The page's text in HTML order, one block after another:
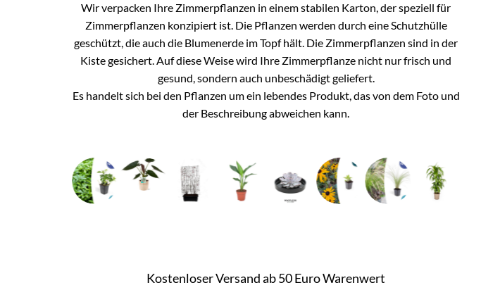
Wir verpacken Ihre Zimmerpflanzen in einem stabilen Karton, der speziell für
Zimmerpflanzen konzipiert ist. Die Pflanzen werden durch eine Schutzhülle
geschützt, die auch die Blumenerde im Topf hält. Die Zimmerpflanzen sind in der
Kiste gesichert. Auf diese Weise wird Ihre Zimmerpflanze nicht nur frisch und
gesund, sondern auch unbeschädigt geliefert.
Es handelt sich bei den Pflanzen um ein lebendes Produkt, das von dem Foto und
der Beschreibung abweichen kann.
Kostenloser Versand ab 50 Euro Warenwert